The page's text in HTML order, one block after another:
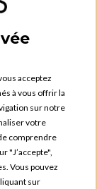
acceptez
à vous offrir la
sur notre
votre
comprendre
"J’accepte",
Vous pouvez
sur